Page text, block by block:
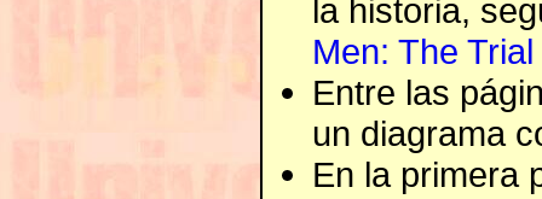
la historia,
Men: The
Entre las
un diagrama
En la primera